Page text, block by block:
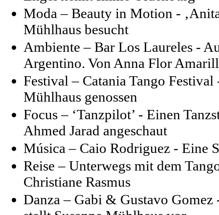
Moda – Beauty in Motion -
Mühlhaus besucht
Ambiente – Bar Los Laureles -
Argentino. Von Anna Flor
Festival – Catania Tango Festival
Mühlhaus genossen
Focus – ‘Tanzpilot’ - Einen
Ahmed Jarad angeschaut
Música – Caio Rodriguez - Eine
Reise – Unterwegs mit dem
Christiane Rasmus
Danza – Gabi & Gustavo Gomez